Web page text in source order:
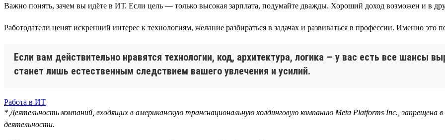
Важно понять, зачем вы идёте в ИТ. Если цель — только высокая зарплата, подумайте дважды. Хороший доход возможен и в
Работодатели ценят искренний интерес к технологиям, желание разбираться в задачах и развиваться в профессии. Именно это
Если вам действительно нравятся технологии, код, архитектура, логика — у вас есть все шансы
станет лишь естественным следствием вашего увлечения и усилий.
Работа в ИТ
* Деятельность компаний, входящих в американскую транснациональную холдинговую компанию Meta Platforms Inc., запрещена
деятельности.